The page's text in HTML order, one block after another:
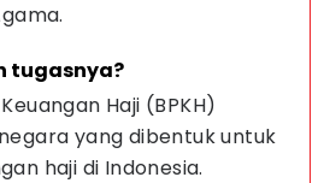
tugasnya?
Haji (BPKH)
yang dibentuk untuk
haji di Indonesia.